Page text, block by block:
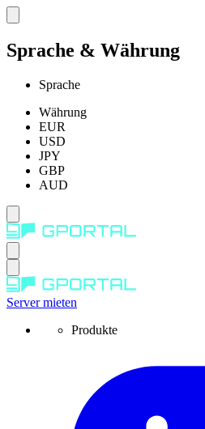
Sprache & Währung
Sprache
Währung
EUR
USD
JPY
GBP
AUD
Server mieten
Produkte